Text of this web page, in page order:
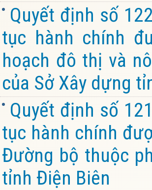
Quyết định số
tục hành chính
hoạch đô thị và
của Sở Xây dựng
Quyết định số
tục hành chính
Đường bộ thuộc
tỉnh Điện Biên